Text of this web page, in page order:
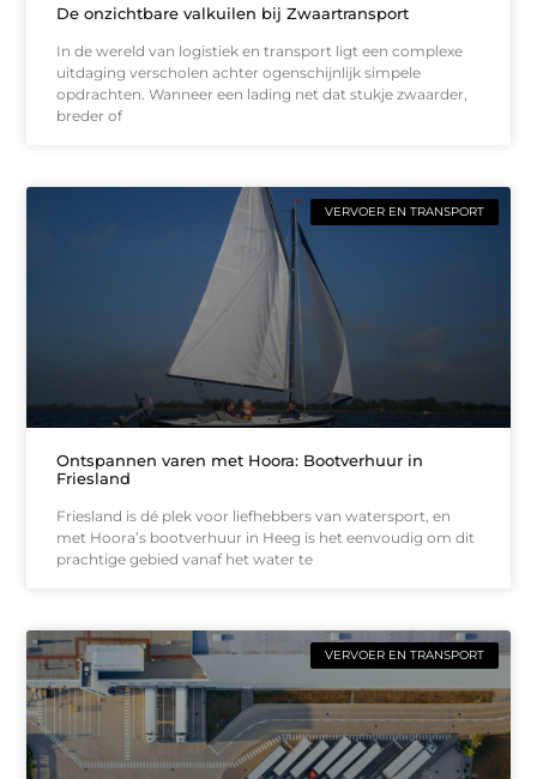
De onzichtbare valkuilen bij Zwaartransport
In de wereld van logistiek en transport ligt een complexe
uitdaging verscholen achter ogenschijnlijk simpele
opdrachten. Wanneer een lading net dat stukje zwaarder,
breder of
VERVOER EN TRANSPORT
Ontspannen varen met Hoora: Bootverhuur in
Friesland
Friesland is dé plek voor liefhebbers van watersport, en
met Hoora’s bootverhuur in Heeg is het eenvoudig om dit
prachtige gebied vanaf het water te
VERVOER EN TRANSPORT